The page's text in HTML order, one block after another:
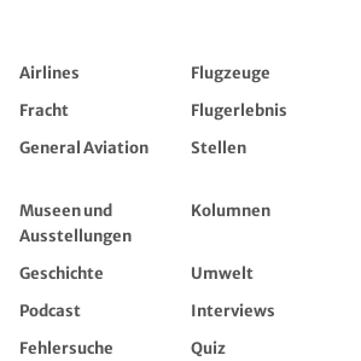
Airlines Flugzeuge
Fracht
Flugerlebnis
General Aviation
Stellen
Museen und
Ausstellungen
Kolumnen
Geschichte Umwelt
Podcast
Interviews
Fehlersuche
Quiz